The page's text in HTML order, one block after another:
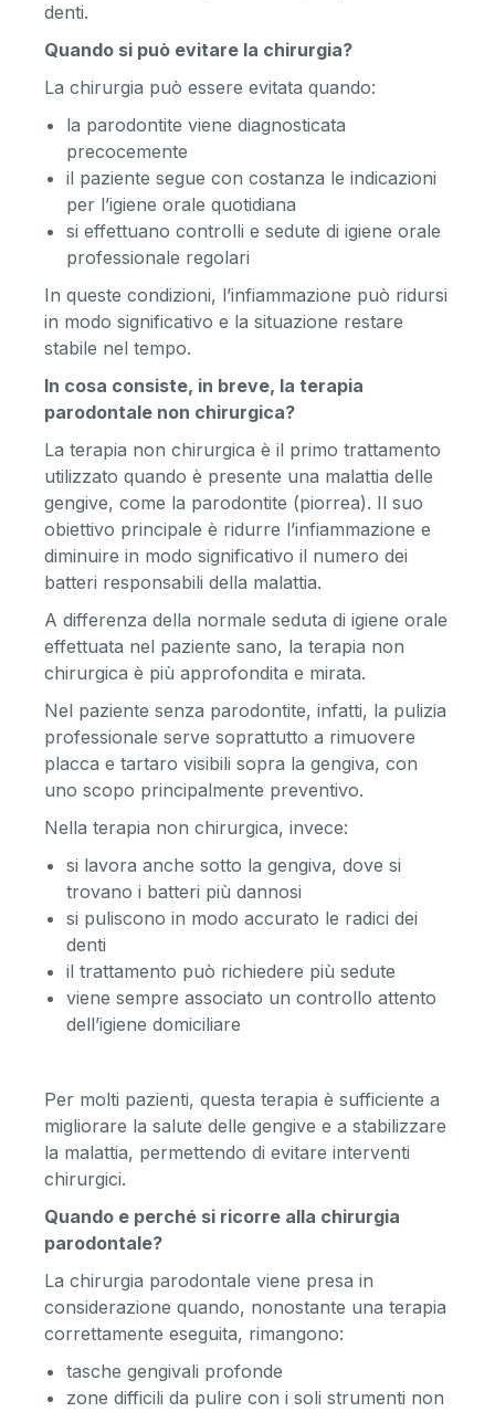
denti.
Quando si può evitare la chirurgia?
La chirurgia può essere evitata quando:
la parodontite viene diagnosticata
precocemente
il paziente segue con costanza le indicazioni
per l’igiene orale quotidiana
si effettuano controlli e sedute di igiene orale
professionale regolari
In queste condizioni, l’infiammazione può ridursi
in modo significativo e la situazione restare
stabile nel tempo.
In cosa consiste, in breve, la terapia
parodontale non chirurgica?
La terapia non chirurgica è il primo trattamento
utilizzato quando è presente una malattia delle
gengive, come la parodontite (piorrea). Il suo
obiettivo principale è ridurre l’infiammazione e
diminuire in modo significativo il numero dei
batteri responsabili della malattia.
A differenza della normale seduta di igiene orale
effettuata nel paziente sano, la terapia non
chirurgica è più approfondita e mirata.
Nel paziente senza parodontite, infatti, la pulizia
professionale serve soprattutto a rimuovere
placca e tartaro visibili sopra la gengiva, con
uno scopo principalmente preventivo.
Nella terapia non chirurgica, invece:
si lavora anche sotto la gengiva, dove si
trovano i batteri più dannosi
si puliscono in modo accurato le radici dei
denti
il trattamento può richiedere più sedute
viene sempre associato un controllo attento
dell’igiene domiciliare
Per molti pazienti, questa terapia è sufficiente a
migliorare la salute delle gengive e a stabilizzare
la malattia, permettendo di evitare interventi
chirurgici.
Quando e perché si ricorre alla chirurgia
parodontale?
La chirurgia parodontale viene presa in
considerazione quando, nonostante una terapia
correttamente eseguita, rimangono:
tasche gengivali profonde
zone difficili da pulire con i soli strumenti non